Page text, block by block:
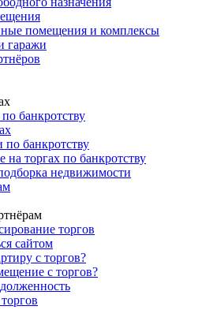
помещения и комплексы
гаражи
банкротству
по банкротству
торгах по банкротству
недвижимости
торгов
сайтом
с торгов?
с торгов?